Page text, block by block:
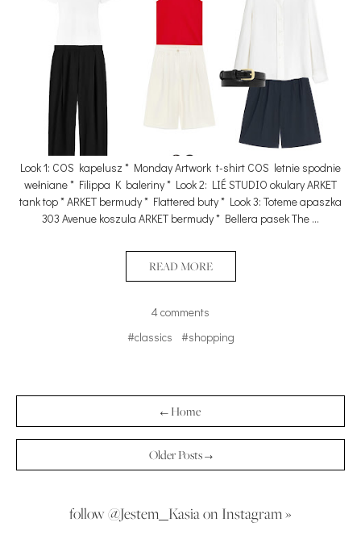
Look 1: COS kapelusz * Monday Artwork t-shirt COS letnie spodnie
wełniane * Filippa K baleriny * Look 2: LIÉ STUDIO okulary ARKET
tank top * ARKET bermudy * Flattered buty * Look 3: Toteme apaszka
303 Avenue koszula ARKET bermudy * Bellera pasek The …
READ MORE
4 comments
#classics
#shopping
← Home
Older Posts →
follow @Jestem_Kasia on Instagram »